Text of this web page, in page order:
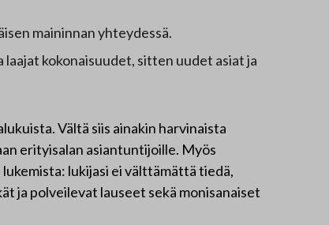
maininnan yhteydessä.
kokonaisuudet, sitten uudet asiat ja
Vältä siis ainakin harvinaista
erityisalan asiantuntijoille. Myös
lukijasi ei välttämättä tiedä,
ja polveilevat lauseet sekä monisanaiset